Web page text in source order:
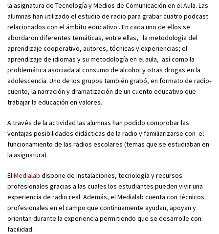
la asignatura de Tecnología y Medios de Comunicación en el Aula. Las
alumnas han utilizado el estudio de radio para grabar cuatro podcast
relacionados con el ámbito educativo . En cada uno de ellos se
abordaron diferentes temáticas, entre ellas, la metodología del
aprendizaje cooperativo, autores, técnicas y experiencias; el
aprendizaje de idiomas y su metodología en el aula, así como la
problemática asociada al consumo de alcohol y otras drogas en la
adolescencia. Uno de los grupos también grabó, en formato de radio-
cuento, la narración y dramatización de un cuento educativo que
trabajar la educación en valores.
A través de la actividad las alumnas han podido comprobar las
ventajas posibilidades didácticas de la radio y familiarizarse con el
funcionamiento de las radios escolares (temas que se estudiaban en
la asignatura).
El Medialab dispone de instalaciones, tecnología y recursos
profesionales gracias a las cuales los estudiantes pueden vivir una
experiencia de radio real. Además, el Medialab cuenta con técnicos
profesionales en el campo que continuamente ayudan, apoyan y
orientan durante la experiencia permitiendo que se desarrolle con
facilidad.